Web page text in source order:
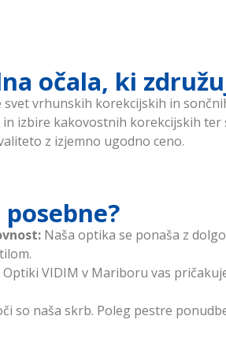
očala, ki
svet vrhunskih korekcijskih in
izbire kakovostnih korekcijskih ter
z izjemno ugodno ceno.
Naša optika se ponaša z
Optiki VIDIM v Mariboru vas
so naša skrb. Poleg pestre